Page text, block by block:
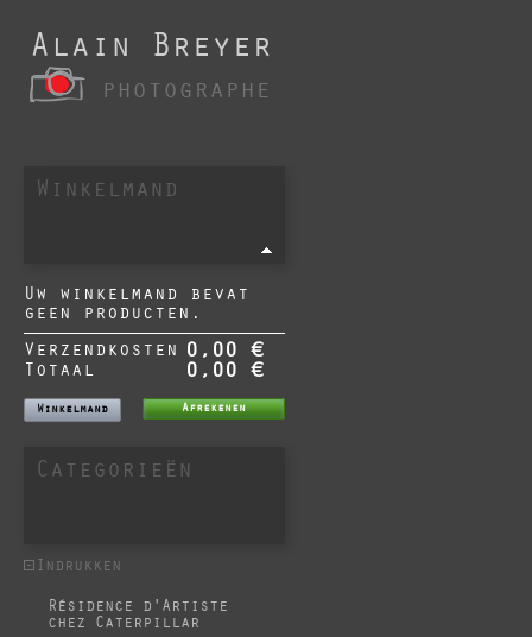
Alain Breyer
photographe
Winkelmand
Uw winkelmand bevat
geen producten.
Verzendkosten 0,00 €
Totaal 0,00 €
Winkelmand Afrekenen
Categorieën
Indrukken
Résidence d'Artiste
chez Caterpillar